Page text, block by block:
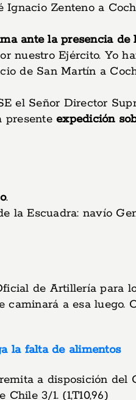
Zenteno a
ante la presencia de
nuestro Ejército. Yo
de San Martín a
el Señor Director
presente expedición
.
la Escuadra: navío
de Artillería para
a esa
la falta de alimentos
a disposición del
3/1. (1,T10,96)